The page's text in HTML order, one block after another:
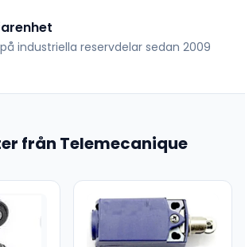
industriella reservdelar sedan 2009
från Telemecanique